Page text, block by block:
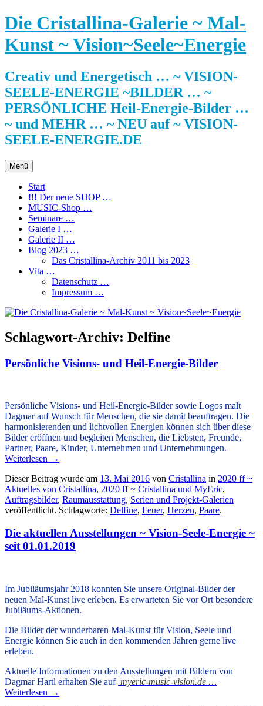
Zum
Inhalt
springen
Die Cristallina-Galerie ~ Mal-
Kunst ~ Vision~Seele~Energie
Creativ und Energetisch … ~ VISION-
SEELE-ENERGIE ~BILDER … ~
PERSÖNLICHE Heil-Energie-Bilder …
~ und MEHR … ~ NEU auf ~ VISION-
SEELE-ENERGIE.DE
Menü
Start
!!! Der neue SHOP …
MUSIC-Shop …
Seminare …
Galerie I …
Galerie II …
Blog 2023 …
Das Cristallina-Archiv 2011 bis 2023
Vita …
Datenschutz …
Impressum …
Schlagwort-Archiv: Delfine
Persönliche Visions- und Heil-Energie-Bilder
Persönliche Visions- und Heil-Energie-Bilder sowie Logos malt
Dagmar auf Wunsch für Menschen, die sie damit beauftragen. Die
harmonisierenden und lichtvollen Energien können sich über diese
Bilder eröffnen und begleiten Menschen, die Liebsten, Freunde,
Partner, Paare, Kinder, Unternehmen und Unternehmungen.
Weiterlesen →
Dieser Beitrag wurde am 13. Mai 2016 von Cristallina in 2020 ff ~
Aktuelles von Cristallina, 2020 ff ~ Cristallina und MyEric,
Auftragsbilder, Raumausstattung, Serien und Projekt-Galerien
veröffentlicht. Schlagworte: Delfine, Feuer, Herzen, Paare.
Die aktuellen Ausstellungen ~ Vision-Seele-Energie ~
seit 01.01.2019
Im Jubiläumsjahr 2018 konnten Sie unsere Original-Bilder der
neuen Mal-Kunst live erleben. Es erwarteten Sie vor Ort besondere
Jubiläums-Aktionen.
Die Bilder der wunderbaren Mal-Kunst für Vision, Seele und
Energie können Sie auch in den kommenden Jahren gerne live
erleben.
Aktuelle Informationen zu den Ausstellungen mit Bildern von
Dagmar Hartl erhalten Sie auf myeric-music-vision.de …
Weiterlesen →